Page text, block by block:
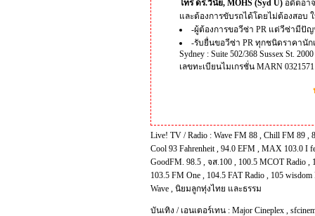
โทร ดร.วินัย, MOHS (Syd U) อดีตอา
และต้องการขับรถได้โดยไม่ต้องสอบ
-ผู้ต้องการขอวีซ่า PR แต่วีซ่ามีปั
-รับยื่นขอวีซ่า PR ทุกชนิดราคานัก
Sydney : Suite 502/368 Sussex St.
เลขทะเบียนไมเกรชั่น MARN 0321571
Live! TV / Radio : Wave FM 88 , Chill FM 89 ,
Cool 93 Fahrenheit, 94.0 EFM , MAX 103.0 I
GoodFM. 98.5 , จส.100 , 100.5 MCOT Radio ,
103.5 FM One , 104.5 FAT Radio , 105 wisdom
Wave , นิยมลูกทุ่งไทย และธรรม
บันเทิง / เอนเตอร์เทน : Major Cineplex ,